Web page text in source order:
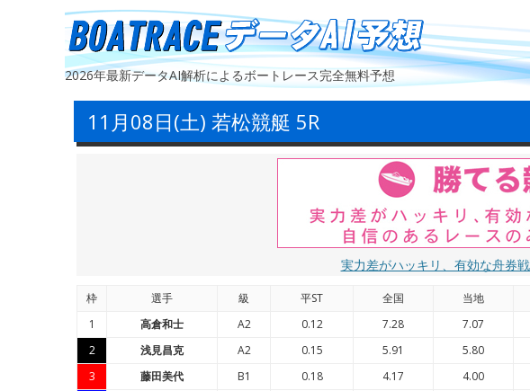
2026年最新データAI解析によるボートレース完全無料予想
11月08日(土) 若松競艇 5R
実力差がハッキリ、有効な舟券
枠 選手 級 平ST 全国 当地
1
高倉和士 A2 0.12 7.28 7.07
2
浅見昌克 A2 0.15 5.91 5.80
3
藤田美代 B1 0.18 4.17 4.00